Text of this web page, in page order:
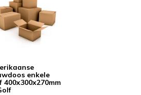
enkele
400x300x270mm